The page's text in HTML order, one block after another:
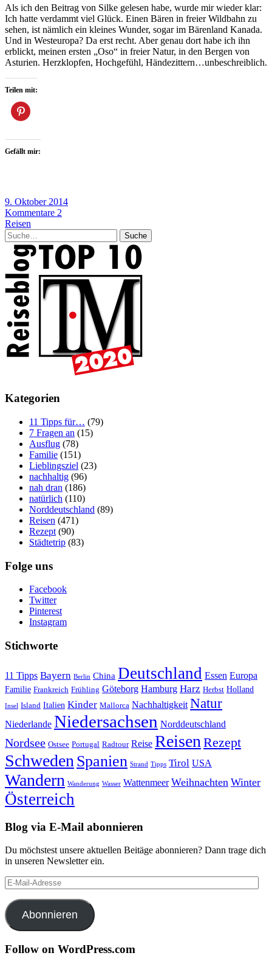
Als ich den Beitrag von Silke gelesen habe, wurde mir wieder klar:
Ich hatte verdammt viel Glück. Einen Bären in freier Wildbahn zu
sehen, ist nämlich ein kleines Wunder, sogar im Bärenland Kanada.
Und in Westeuropa? Da erst recht. Aber genau dort habe ich ihn
erblickt, meinen ersten „Oso“ in freier Natur, in den Bergen von
Asturien. Herzklopfen, Hochgefühl, Händezittern…unbeschreiblich.
Teilen mit:
Gefällt mir:
9. Oktober 2014
Kommentare 2
Reisen
Suche
Kategorien
11 Tipps für… (79)
7 Fragen an (15)
Ausflug (78)
Familie (151)
Lieblingsziel (23)
nachhaltig (96)
nah dran (186)
natürlich (110)
Norddeutschland (89)
Reisen (471)
Rezept (90)
Städtetrip (83)
Folge uns
Facebook
Twitter
Pinterest
Instagram
Stichworte
11 Tipps Bayern Berlin China Deutschland Essen Europa
Familie Frankreich Frühling Göteborg Hamburg Harz Herbst Holland
Insel Island Italien Kinder Mallorca Nachhaltigkeit Natur
Niederlande Niedersachsen Norddeutschland
Nordsee Ostsee Portugal Radtour Reise Reisen Rezept
Schweden Spanien Strand Tipps Tirol USA
Wandern Wanderung Wasser Wattenmeer Weihnachten Winter
Österreich
Blog via E-Mail abonnieren
Du möchstest unsere aktuellen Beitäge abonnieren? Dann trage dich
in unseren Newsletter ein.
E-
Mail-
Adresse
Abonnieren
Follow on WordPress.com